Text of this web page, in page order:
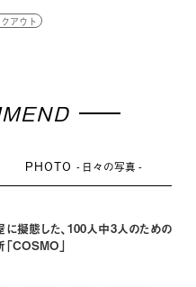
アウト
PHOTO 日々の写真
に擬態した、100人中3人のための
COSMO」